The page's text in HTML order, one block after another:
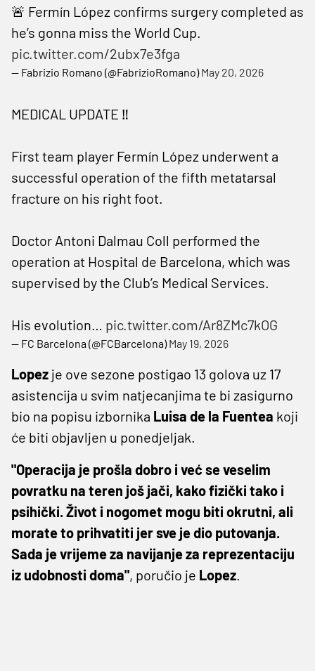
🚨 Fermín López confirms surgery completed as
he’s gonna miss the World Cup.
pic.twitter.com/2ubx7e3fga
— Fabrizio Romano (@FabrizioRomano)May 20, 2026
MEDICAL UPDATE ‼️
First team player Fermín López underwent a
successful operation of the fifth metatarsal
fracture on his right foot.
Doctor Antoni Dalmau Coll performed the
operation at Hospital de Barcelona, which was
supervised by the Club’s Medical Services.
His evolution… pic.twitter.com/Ar8ZMc7kOG
— FC Barcelona (@FCBarcelona)May 19, 2026
Lopez je ove sezone postigao 13 golova uz 17
asistencija u svim natjecanjima te bi zasigurno
bio na popisu izbornika Luisa de la Fuentea koji
će biti objavljen u ponedjeljak.
"Operacija je prošla dobro i već se veselim
povratku na teren još jači, kako fizički tako i
psihički. Život i nogomet mogu biti okrutni, ali
morate to prihvatiti jer sve je dio putovanja.
Sada je vrijeme za navijanje za reprezentaciju
iz udobnosti doma", poručio je Lopez.